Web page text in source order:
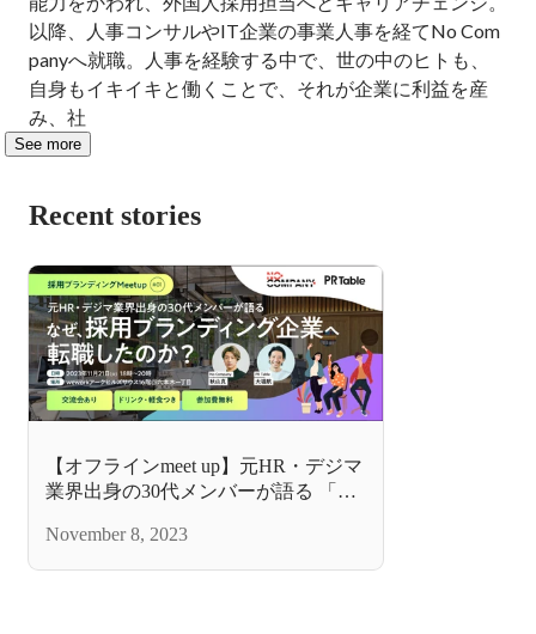
以降、人事コンサルやIT企業の事業人事を経てNo Com
panyへ就職。人事を経験する中で、世の中のヒトも、
自身もイキイキと働くことで、それが企業に利益を産
み、社
See more
Recent stories
【オフラインmeet up】元HR・デジマ
業界出身の30代メンバーが語る 「な
したのか？」
November 8, 2023